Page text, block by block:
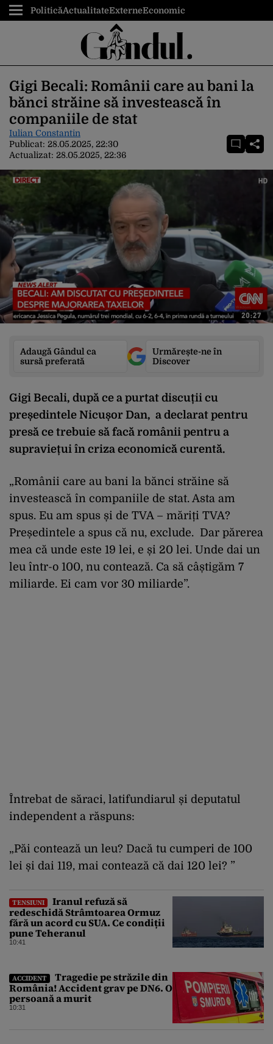
PoliticăActualitateExterneEconomic
Gigi Becali: Românii care au bani la
bănci străine să investească în
companiile de stat
Iulian Constantin
Publicat: 28.05.2025, 22:30
Actualizat: 28.05.2025, 22:36
Adaugă Gândul ca
sursă preferată
Urmărește-ne în
Discover
Gigi Becali, după ce a purtat discuții cu
președintele Nicușor Dan, a declarat pentru
presă ce trebuie să facă românii pentru a
supraviețui în criza economică curentă.
„Românii care au bani la bănci străine să
investească în companiile de stat. Asta am
spus. Eu am spus și de TVA – măriți TVA?
Președintele a spus că nu, exclude. Dar părerea
mea că unde este 19 lei, e și 20 lei. Unde dai un
leu într-o 100, nu contează. Ca să câștigăm 7
miliarde. Ei cam vor 30 miliarde”.
Întrebat de săraci, latifundiarul și deputatul
independent a răspuns:
„Păi contează un leu? Dacă tu cumperi de 100
lei și dai 119, mai contează că dai 120 lei? ”
TENSIUNI
Iranul refuză să
redeschidă Strâmtoarea Ormuz
fără un acord cu SUA. Ce condiții
pune Teheranul
10:41
ACCIDENT
Tragedie pe străzile din
România! Accident grav pe DN6. O
persoană a murit
10:31